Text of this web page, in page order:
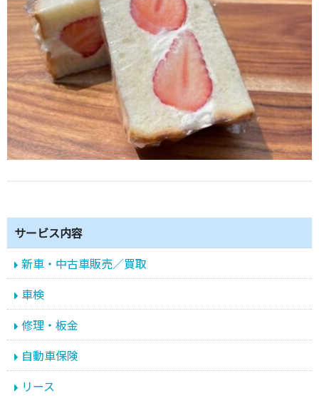
サービス内容
新車・中古車販売／買取
車検
修理・板金
自動車保険
リース